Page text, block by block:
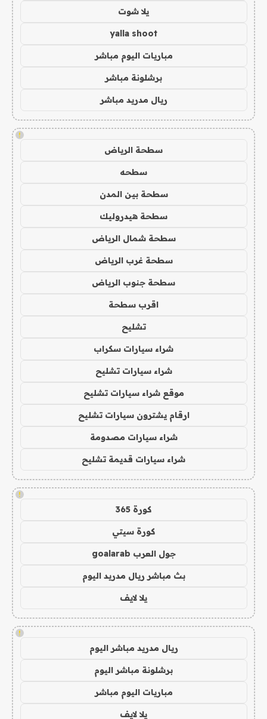
يلا شوت
yalla shoot
مباريات اليوم مباشر
برشلونة مباشر
ريال مدريد مباشر
!
سطحة الرياض
سطحه
سطحة بين المدن
سطحة هيدروليك
سطحة شمال الرياض
سطحة غرب الرياض
سطحة جنوب الرياض
اقرب سطحة
تشليح
شراء سيارات سكراب
شراء سيارات تشليح
موقع شراء سيارات تشليح
ارقام يشترون سيارات تشليح
شراء سيارات مصدومة
شراء سيارات قديمة تشليح
!
كورة 365
كورة سيتي
جول العرب goalarab
بث مباشر ريال مدريد اليوم
يلا لايف
!
ريال مدريد مباشر اليوم
برشلونة مباشر اليوم
مباريات اليوم مباشر
يلا لايف